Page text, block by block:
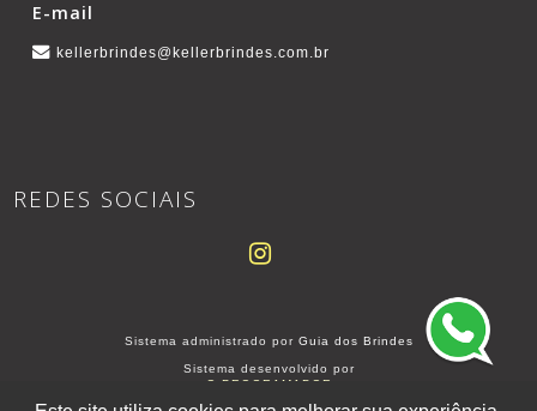
E-mail
kellerbrindes@kellerbrindes.com.br
REDES SOCIAIS
Sistema administrado por Guia dos Brindes
Sistema desenvolvido por
O PROGRAMADOR